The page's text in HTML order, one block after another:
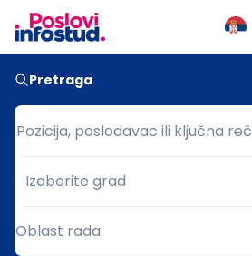
Pretraga
Pozicija, poslodavac ili ključna reč
Pozicija, poslodavac ili ključna reč
Grad
Izaberite grad
Oblast rada